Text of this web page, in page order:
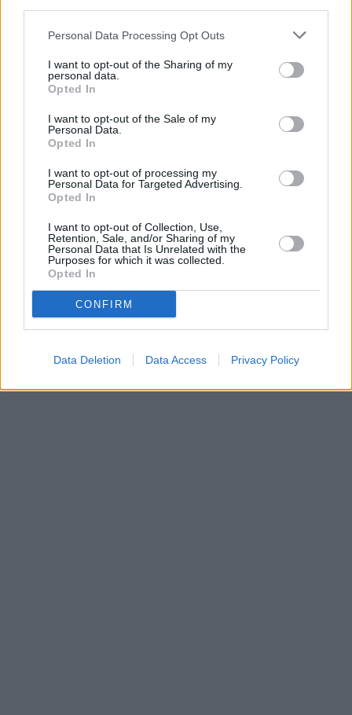
Personal Data Processing Opt Outs
I want to opt-out of the Sharing of my
personal data.
Opted In
I want to opt-out of the Sale of my
Personal Data.
Opted In
I want to opt-out of processing my
Personal Data for Targeted Advertising.
Opted In
I want to opt-out of Collection, Use,
Retention, Sale, and/or Sharing of my
Personal Data that Is Unrelated with the
Purposes for which it was collected.
Opted In
CONFIRM
Data Deletion Data Access Privacy Policy
Vybrané články
Prima sport - co nabídne v prvním
O webu parabola.cz•O souborech cookies•
Dovolená u moře•Bazény